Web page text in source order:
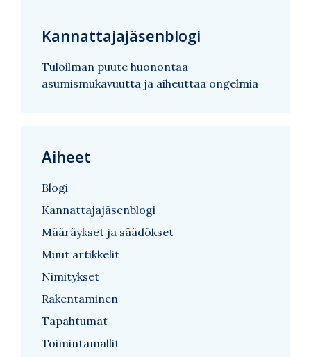
Kannattajajäsenblogi
Tuloilman puute huonontaa
asumismukavuutta ja aiheuttaa ongelmia
Aiheet
Blogi
Kannattajajäsenblogi
Määräykset ja säädökset
Muut artikkelit
Nimitykset
Rakentaminen
Tapahtumat
Toimintamallit